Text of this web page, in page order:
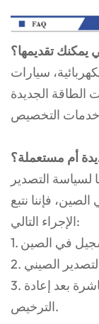
سيارات
الطاقة الجديدة
لسياسة التصدير
فإننا نتبع
الإجراء التالي:
في الصين
الصيني
3. سيتم تصدير السيارة الجديدة إلى بلدك مباشرة بعد إعادة
الترخيص.